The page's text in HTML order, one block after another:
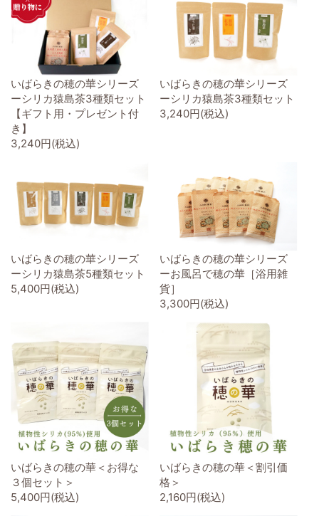
いばらきの穂の華シリーズ
ーシリカ猿島茶3種類セット
【ギフト用・プレゼント付
き】
3,240円(税込)
いばらきの穂の華シリーズ
ーシリカ猿島茶3種類セット
3,240円(税込)
いばらきの穂の華シリーズ
ーシリカ猿島茶5種類セット
5,400円(税込)
いばらきの穂の華シリーズ
ーお風呂で穂の華［浴用雑
貨］
3,300円(税込)
いばらきの穂の華＜お得な
３個セット＞
5,400円(税込)
いばらきの穂の華＜割引価
格＞
2,160円(税込)